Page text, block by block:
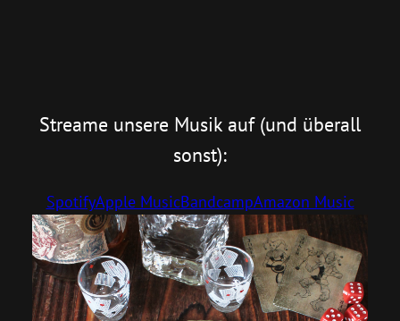
Streame unsere Musik auf (und überall
sonst):
SpotifyApple MusicBandcampAmazon Music